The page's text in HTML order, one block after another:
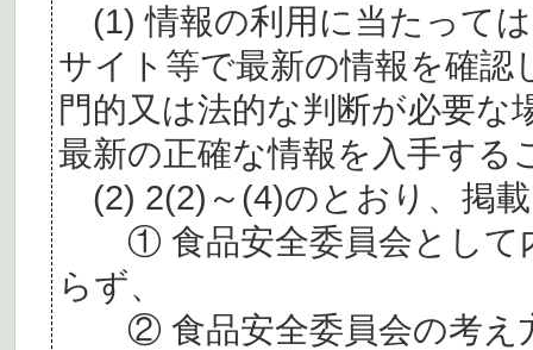
(1) 情報の利用に当たって
サイト等で最新の情報を確認
門的又は法的な判断が必要
最新の正確な情報を入手する
(2) 2(2)～(4)のとおり、掲
① 食品安全委員会として
らず、
② 食品安全委員会の考え